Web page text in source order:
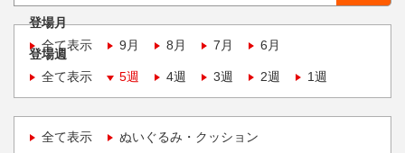
登場月
全て表示
9月 8月 7月 6月
登場週
全て表示
5週 4週 3週 2週 1週
全て表示 ぬいぐるみ・クッション